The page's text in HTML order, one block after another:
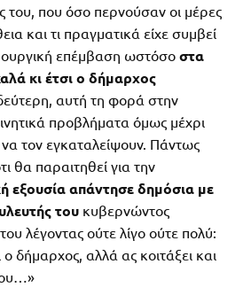
του, που όσο περνούσαν οι μέρες
και τι πραγματικά είχε συμβεί
επέμβαση ωστόσο στα
κι έτσι ο δήμαρχος
αυτή τη φορά στην
προβλήματα όμως μέχρι
τον εγκαταλείψουν. Πάντως
θα παραιτηθεί για την
εξουσία απάντησε δημόσια με
του κυβερνώντος
λέγοντας ούτε λίγο ούτε πολύ:
ο δήμαρχος, αλλά ας κοιτάξει και